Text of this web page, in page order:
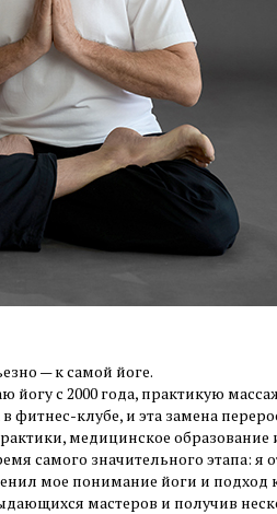
— к самой йоге.
с 2000 года, практикую
клубе, и эта замена
медицинское образование
самого значительного этапа: я
мое понимание йоги и подход
мастеров и получив